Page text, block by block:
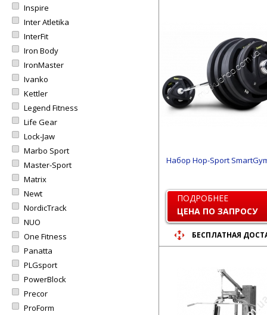
Inspire
Inter Atletika
InterFit
Iron Body
IronMaster
Ivanko
Kettler
Legend Fitness
Life Gear
Lock-Jaw
Marbo Sport
Master-Sport
Matrix
Newt
NordicTrack
NUO
One Fitness
Panatta
PLGsport
PowerBlock
Precor
ProForm
Набор Hop-Sport
ПОДРОБНЕЕ
ЦЕНА ПО ЗАПРОСУ
БЕСПЛАТНАЯ